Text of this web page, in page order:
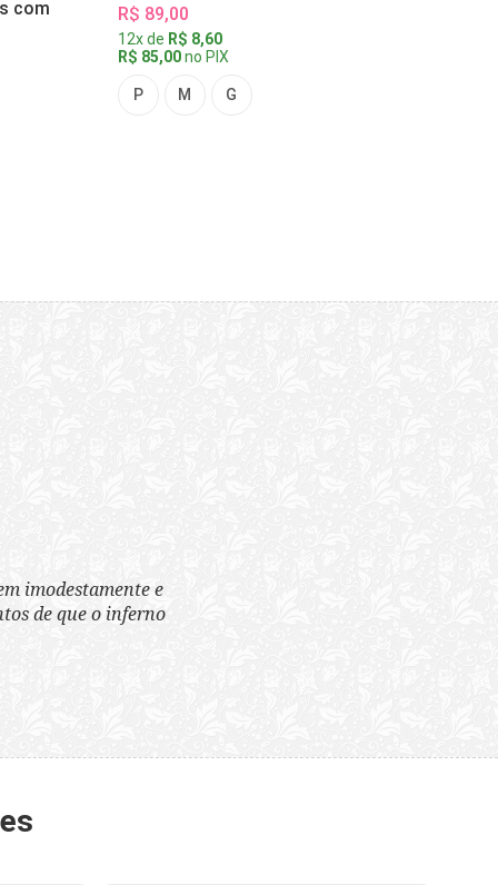
com
R$ 89,00
12x de R$ 8,60
R$ 85,00no PIX
P M G
imodestamente e
de que o inferno